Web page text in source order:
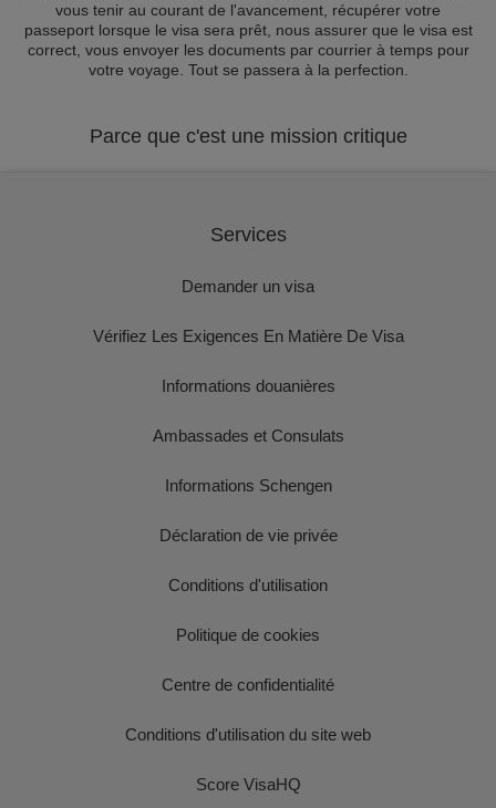
vous tenir au courant de l'avancement, récupérer votre
passeport lorsque le visa sera prêt, nous assurer que le visa est
correct, vous envoyer les documents par courrier à temps pour
votre voyage. Tout se passera à la perfection.
Parce que c'est une mission critique
Services
Demander un visa
Vérifiez Les Exigences En Matière De Visa
Informations douanières
Ambassades et Consulats
Informations Schengen
Déclaration de vie privée
Conditions d'utilisation
Politique de cookies
Centre de confidentialité
Conditions d'utilisation du site web
Score VisaHQ